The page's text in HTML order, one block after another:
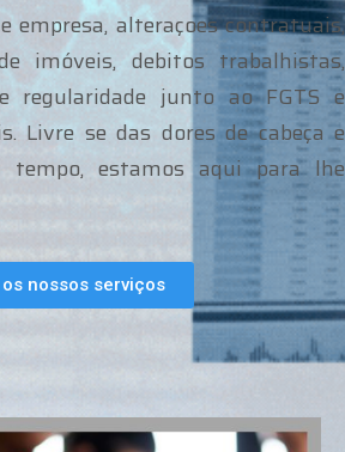
empresa, alteraçoes contratuais,
imóveis, debitos trabalhistas,
regularidade junto ao FGTS e
Livre se das dores de cabeça e
tempo, estamos aqui para lhe
nossos serviços